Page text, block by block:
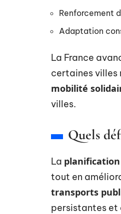
Renforcement
Adaptation
La France
certaines villes
mobilité
villes.
Quels
La
tout en
transports
persistantes et